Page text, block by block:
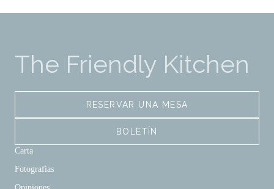
The Friendly Kitchen
RESERVAR UNA MESA
BOLETÍN
Carta
Fotografías